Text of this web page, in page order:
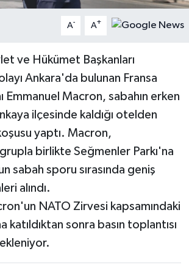
A- A+
ve Hükümet Başkanları
Ankara'da bulunan Fransa
Emmanuel Macron, sabahın erken
ilçesinde kaldığı otelden
yaptı. Macron,
birlikte Seğmenler Parkı'na
sabah sporu sırasında geniş
alındı.
NATO Zirvesi kapsamındaki
katıldıktan sonra basın toplantısı